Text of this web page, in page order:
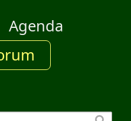
Agenda